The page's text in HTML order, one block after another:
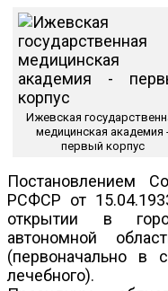
Ижевская
медицинская академия
первый корпус
Постановлением
РСФСР от
открытии в
автономной
(первоначально в
лечебного).